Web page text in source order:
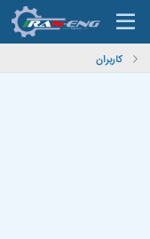
کاربران